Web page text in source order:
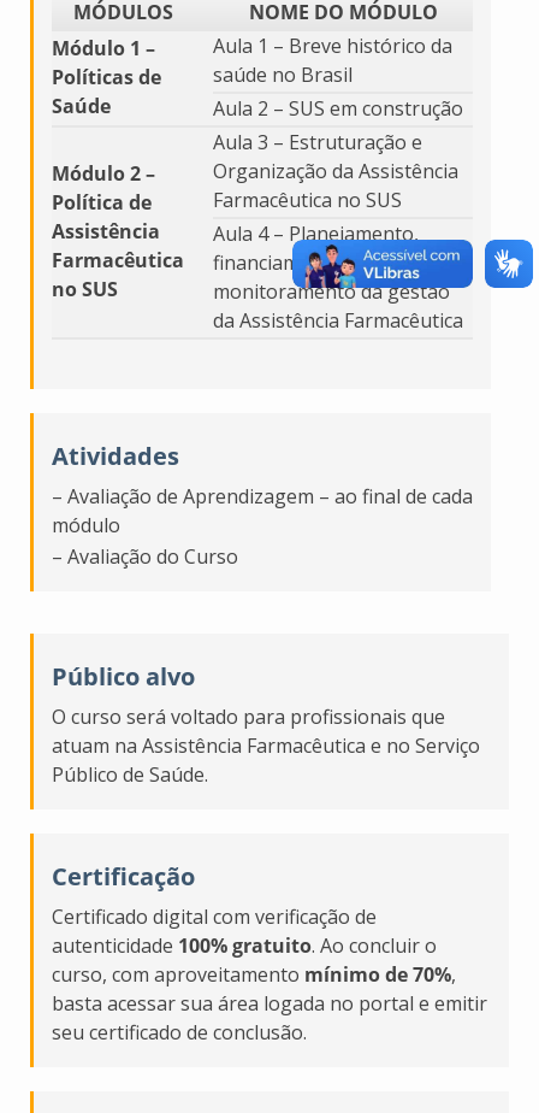
MÓDULOS
NOME DO MÓDULO
Módulo 1 –
Políticas de
Saúde
Aula 1 – Breve histórico da
saúde no Brasil
Aula 2 – SUS em construção
Módulo 2 –
Política de
Assistência
Farmacêutica
no SUS
Aula 3 – Estruturação e
Organização da Assistência
Farmacêutica no SUS
Aula 4 – Planejamento,
financiamento e
monitoramento da gestão
da Assistência Farmacêutica
Atividades
– Avaliação de Aprendizagem – ao final de cada
módulo
– Avaliação do Curso
Público alvo
O curso será voltado para profissionais que
atuam na Assistência Farmacêutica e no Serviço
Público de Saúde.
Certificação
Certificado digital com verificação de
autenticidade 100% gratuito. Ao concluir o
curso, com aproveitamento mínimo de 70%,
basta acessar sua área logada no portal e emitir
seu certificado de conclusão.